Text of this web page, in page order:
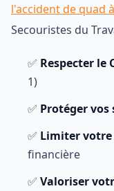
l'accident de quad
Secouristes du
✅ Respecter le
1)
✅ Protéger vos
✅ Limiter
financière
✅ Valoriser